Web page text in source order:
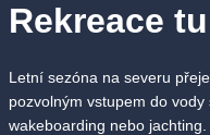
Rekreace
Letní sezóna na severu
pozvolným vstupem do
wakeboarding nebo